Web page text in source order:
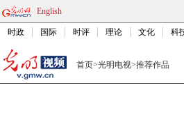
English
时政 国际 时评 理论 文化 科
首页>光明电视>推荐作品